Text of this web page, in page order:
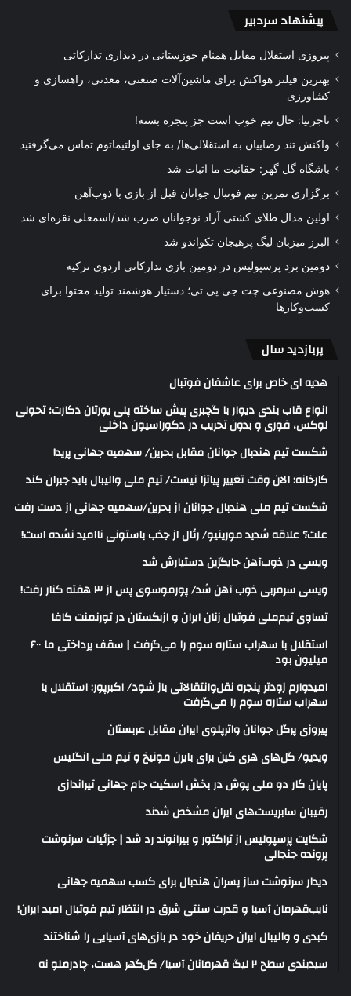
پیشنهاد سردبیر
پیروزی استقلال مقابل همنام خوزستانی در دیداری تدارکاتی
بهترین فیلتر هواکش برای ماشین‌آلات صنعتی، معدنی، راهسازی و
کشاورزی
تاجرنیا: حال تیم خوب است جز پنجره بسته!
واکنش تند رضاییان به استقلالی‌ها/ به جای اولتیماتوم تماس می‌گرفتید
باشگاه گل گهر: حقانیت ما اثبات شد
برگزاری تمرین تیم فوتبال جوانان قبل از بازی با ذوب‌آهن
اولین مدال طلای کشتی آزاد نوجوانان ضرب شد/اسمعلی نقره‌ای شد
البرز میزبان لیگ پرهیجان تکواندو شد
دومین برد پرسپولیس در دومین بازی تدارکاتی اردوی ترکیه
هوش مصنوعی چت جی پی تی؛ دستیار هوشمند تولید محتوا برای
کسب‌وکارها
پربازدید سال
هدیه ای خاص برای عاشفان فوتبال
انواع قاب بندی دیوار با گچبری پیش ساخته پلی یورتان دکارت؛ تحولی
لوکس، فوری و بدون تخریب در دکوراسیون داخلی
شکست تیم هندبال جوانان مقابل بحرین/ سهمیه جهانی پرید!
کارخانه: الان وقت تغییر پیاتزا نیست/ تیم ملی والیبال باید جبران کند
شکست تیم ملی هندبال جوانان از بحرین/سهمیه جهانی از دست رفت
علت؟ علاقه شدید مورینیو/ رئال از جذب باستونی ناامید نشده است!
ویسی در ذوب‌آهن جایگزین دستیارش شد
ویسی سرمربی ذوب آهن شد/ پورموسوی پس از ۳ هفته کنار رفت!
تساوی تیم‌ملی فوتبال زنان ایران و ازبکستان در تورنمنت کافا
استقلال با سهراب ستاره سوم را می‌گرفت | سقف پرداختی ما ۶۰۰
میلیون بود
امیدوارم زودتر پنجره نقل‌وانتقالاتی باز شود/ اکبرپور: استقلال با
سهراب ستاره سوم را می‌گرفت
پیروزی پرگل جوانان واترپلوی ایران مقابل عربستان
ویدیو/ گل‌های هری‌ کین برای بایرن مونیخ و تیم ملی انگلیس
پایان کار دو ملی پوش در بخش اسکیت جام جهانی تیراندازی
رقیبان سابریست‌های ایران مشخص شدند
شکایت پرسپولیس از تراکتور و بیرانوند رد شد | جزئیات سرنوشت
پرونده جنجالی
دیدار سرنوشت ساز پسران هندبال برای کسب سهمیه جهانی
نایب‌قهرمان آسیا و قدرت سنتی شرق در انتظار تیم فوتبال امید ایران!
کبدی و والیبال ایران حریفان خود در بازی‌های آسیایی را شناختند
سیدبندی سطح ۲ لیگ قهرمانان آسیا/ گل‌گهر هست، چادرملو نه